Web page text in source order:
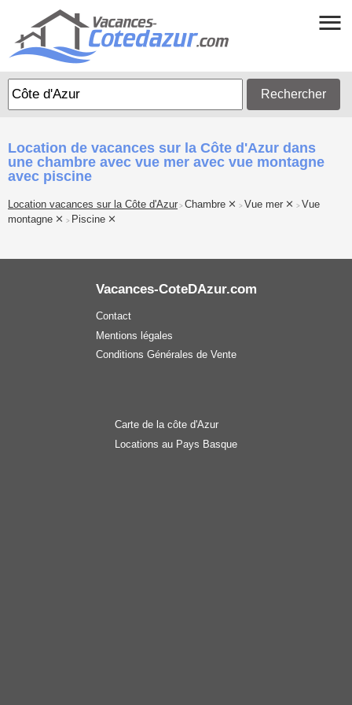
Rechercher
Location de vacances sur la Côte d'Azur dans
une chambre avec vue mer avec vue montagne
avec piscine
Location vacances sur la Côte d'Azur > Chambre > Vue mer > Vue
montagne
> Piscine
Vacances-CoteDAzur.com
Contact
Mentions légales
Conditions Générales de Vente
Carte de la côte d'Azur
Locations au Pays Basque